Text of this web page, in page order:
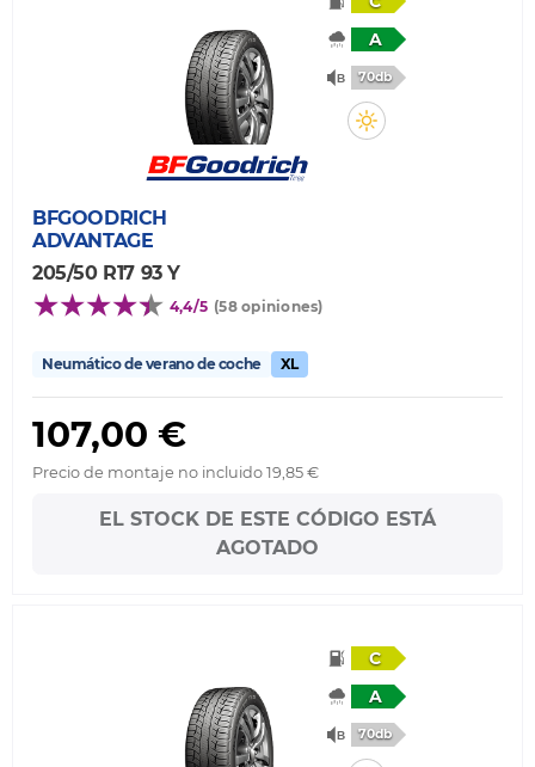
A
70db
BFGOODRICH
ADVANTAGE
205/50 R17 93 Y
4,4/5 (58 opiniones)
Neumático de verano de coche XL
107,00 €
Precio de montaje no incluido 19,85 €
EL STOCK DE ESTE CÓDIGO ESTÁ
AGOTADO
C
A
70db